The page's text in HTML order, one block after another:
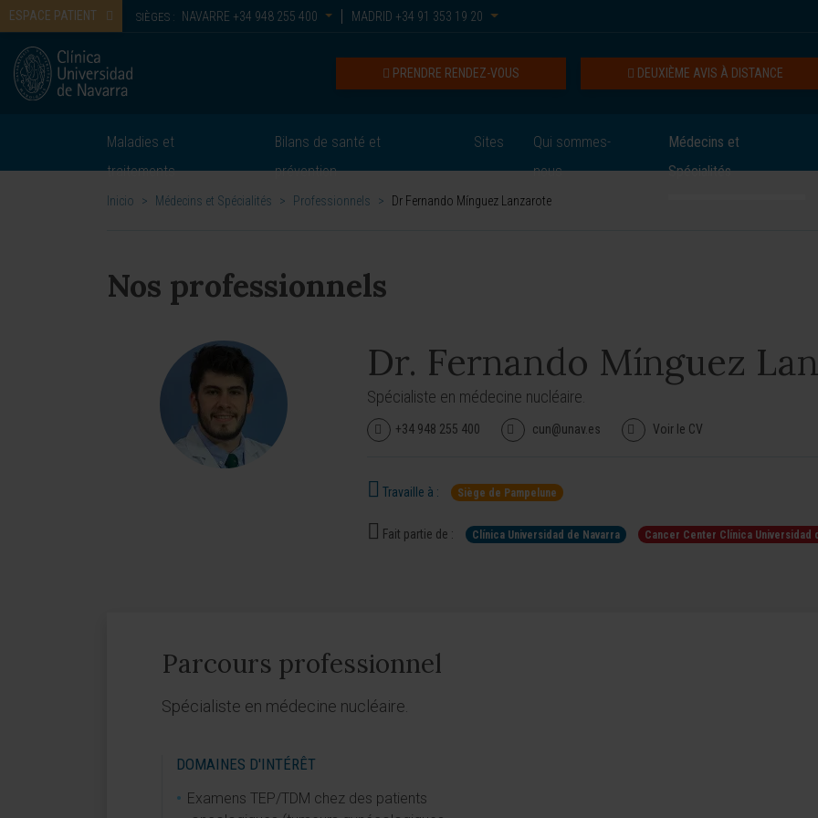
ESPACE PATIENT SIÈGES : NAVARRE +34 948 255 400 MADRID +34 91 353 19 20
DEUXIÈME AVIS À DISTANCE
PRENDRE RENDEZ-VOUS
Maladies et
traitements
Bilans de santé et
prévention
Sites
Qui sommes-
nous
Médecins et
Spécialités
Inicio > Médecins et Spécialités > Professionnels > Dr Fernando Mínguez Lanzarote
Nos professionnels
Dr. Fernando Mínguez
Spécialiste en médecine nucléaire.
+34 948 255 400 cun@unav.es Voir le CV
Travaille à : Siège de Pampelune
Fait partie de : Clínica Universidad de Navarra Cancer Center Clínica Universidad
Parcours professionnel
Spécialiste en médecine nucléaire.
DOMAINES D'INTÉRÊT
Examens TEP/TDM chez des patients